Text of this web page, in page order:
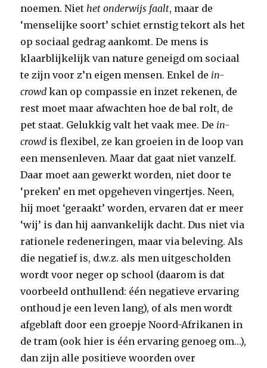
noemen. Niethet onderwijs faalt, maar de
‘menselijke soort’ schiet ernstig tekort als het
op sociaal gedrag aankomt. De mens is
klaarblijkelijk van nature geneigd om sociaal
te zijn voor z’n eigen mensen. Enkel de in-
crowdkan op compassie en inzet rekenen, de
rest moet maar afwachten hoe de bal rolt, de
pet staat. Gelukkig valt het vaak mee. De in-
crowd is flexibel, ze kan groeien in de loop van
een mensenleven. Maar dat gaat niet vanzelf.
Daar moet aan gewerkt worden, niet door te
‘preken’ en met opgeheven vingertjes. Neen,
hij moet ‘geraakt’ worden, ervaren dat er meer
‘wij’ is dan hij aanvankelijk dacht. Dus niet via
rationele redeneringen, maar via beleving. Als
die negatief is, d.w.z. als men uitgescholden
wordt voor neger op school (daarom is dat
voorbeeld onthullend: één negatieve ervaring
onthoud je een leven lang), of als men wordt
afgeblaft door een groepje Noord-Afrikanen in
de tram (ook hier is één ervaring genoeg om…),
dan zijn alle positieve woorden over